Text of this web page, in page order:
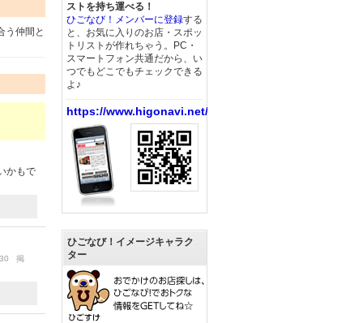
う仲間と
かもで
30 掲
ストを持ち運べる！
ひごなび！メンバーに登録する
と、お気に入りのお店・スポッ
トリストが作れちゃう。PC・
スマートフォン共通だから、い
つでもどこでもチェックできる
よ♪
https://www.higonavi.net/
ひごなび！イメージキャラク
ター